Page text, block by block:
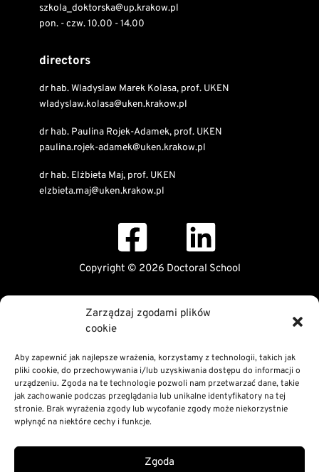
Zarządzaj zgodami plików
cookie
Aby zapewnić jak najlepsze wrażenia, korzystamy z technologii, takich jak
pliki cookie, do przechowywania i/lub uzyskiwania dostępu do informacji o
urządzeniu. Zgoda na te technologie pozwoli nam przetwarzać dane, takie
jak zachowanie podczas przeglądania lub unikalne identyfikatory na tej
stronie. Brak wyrażenia zgody lub wycofanie zgody może niekorzystnie
wpłynąć na niektóre cechy i funkcje.
Zgoda
szkola_doktorska@up.krakow.pl
pon. - czw. 10.00 - 14.00
directors
dr hab. Wladyslaw Marek Kolasa, prof. UKEN
wladyslaw.kolasa@uken.krakow.pl
dr hab. Paulina Rojek-Adamek, prof. UKEN
paulina.rojek-adamek@uken.krakow.pl
dr hab. Elżbieta Maj, prof. UKEN
elzbieta.maj@uken.krakow.pl
Copyright © 2026 Doctoral School
Declaration of digital accessibility
RODO Statement